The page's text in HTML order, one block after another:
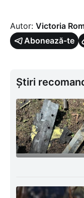
Autor: Victoria
Abonează-te
Știri